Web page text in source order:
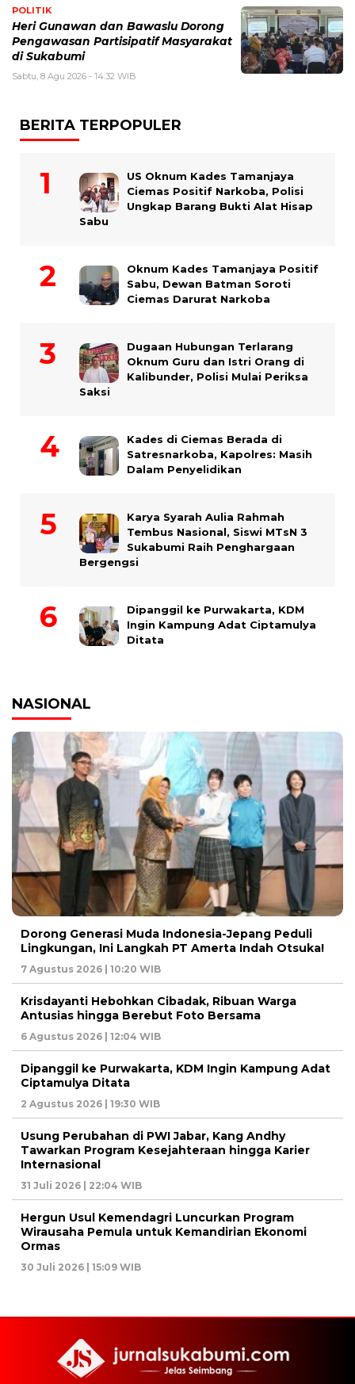
POLITIK
Heri Gunawan dan Bawaslu Dorong
Pengawasan Partisipatif Masyarakat
di Sukabumi
Sabtu, 8 Agu 2026 - 14:32 WIB
BERITA TERPOPULER
US Oknum Kades Tamanjaya
Ciemas Positif Narkoba, Polisi
Ungkap Barang Bukti Alat Hisap
Sabu
Oknum Kades Tamanjaya Positif
Sabu, Dewan Batman Soroti
Ciemas Darurat Narkoba
Dugaan Hubungan Terlarang
Oknum Guru dan Istri Orang di
Kalibunder, Polisi Mulai Periksa
Saksi
Kades di Ciemas Berada di
Satresnarkoba, Kapolres: Masih
Dalam Penyelidikan
Karya Syarah Aulia Rahmah
Tembus Nasional, Siswi MTsN 3
Sukabumi Raih Penghargaan
Bergengsi
Dipanggil ke Purwakarta, KDM
Ingin Kampung Adat Ciptamulya
Ditata
NASIONAL
Dorong Generasi Muda Indonesia-Jepang Peduli
Lingkungan, Ini Langkah PT Amerta Indah Otsuka!
7 Agustus 2026 | 10:20 WIB
Krisdayanti Hebohkan Cibadak, Ribuan Warga
Antusias hingga Berebut Foto Bersama
6 Agustus 2026 | 12:04 WIB
Dipanggil ke Purwakarta, KDM Ingin Kampung Adat
Ciptamulya Ditata
2 Agustus 2026 | 19:30 WIB
Usung Perubahan di PWI Jabar, Kang Andhy
Tawarkan Program Kesejahteraan hingga Karier
Internasional
31 Juli 2026 | 22:04 WIB
Hergun Usul Kemendagri Luncurkan Program
Wirausaha Pemula untuk Kemandirian Ekonomi
Ormas
30 Juli 2026 | 15:09 WIB